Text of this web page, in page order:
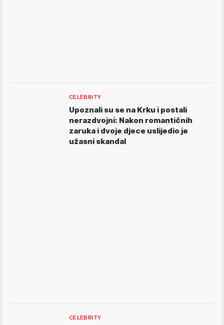
CELEBRITY
Upoznali su se na Krku i postali
nerazdvojni: Nakon romantičnih
zaruka i dvoje djece uslijedio je
užasni skandal
CELEBRITY